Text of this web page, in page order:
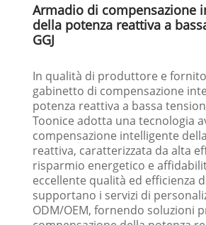
Armadio di compensazione
della potenza reattiva a
GGJ
In qualità di produttore e
gabinetto di compensazione
potenza reattiva a bassa
Toonice adotta una tecnologia
compensazione intelligente
reattiva, caratterizzata da alta
risparmio energetico e
eccellente qualità ed efficienza
supportano i servizi di
ODM/OEM, fornendo soluzioni